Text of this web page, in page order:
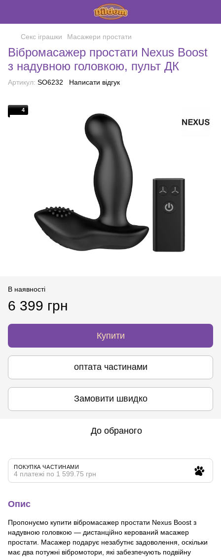
Секс іграшки Масажери простати
Вібромасажер простати Nexus Boost
з надувною головкою, пульт ДК
Артикул: SO6232 Написати відгук
4
В наявності
6 399 грн
Купити
оптата частинами
Замовити швидко
До обраного
ПОКУПКА ЧАСТИНАМИ
4 платежі по 1 599.75 грн
Опис
Пропонуємо купити вібромасажер простати Nexus Boost з
надувною головкою — дистанційно керований масажер
простати. Масажер подарує незабутнє задоволення, оскільки
має два потужні вібромотори, які забезпечують подвійну